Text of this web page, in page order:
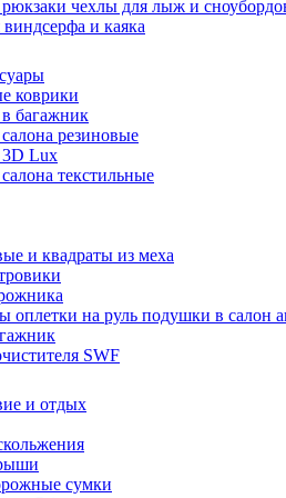
чехлы для лыж и
и каяка
коврики
багажник
резиновые
Lux
текстильные
и квадраты из меха
оплетки на руль подушки в салон
SWF
и отдых
сумки